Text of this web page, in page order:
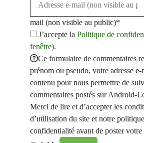
mail (non visible au public)*
J’accepte la Politique de
fenêtre).
Ce formulaire de commentaires
prénom ou pseudo, votre adresse
contenu pour nous permettre de
commentaires postés sur Android-
Merci de lire et d’accepter les
d’utilisation du site et notre
confidentialité avant de poster votre